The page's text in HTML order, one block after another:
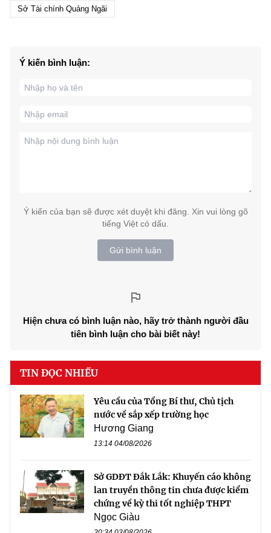
Sở Tài chính Quảng Ngãi
Ý kiến bình luận:
Ý kiến của bạn sẽ được xét duyệt khi đăng. Xin vui lòng gõ
tiếng Việt có dấu.
Gửi bình luận
Hiện chưa có bình luận nào, hãy trở thành người đầu
tiên bình luận cho bài biết này!
TIN ĐỌC NHIỀU
Yêu cầu của Tổng Bí thư, Chủ tịch
nước về sắp xếp trường học
Hương Giang
13:14 04/08/2026
Sở GDĐT Đắk Lắk: Khuyến cáo không
lan truyền thông tin chưa được kiểm
chứng về kỳ thi tốt nghiệp THPT
Ngọc Giàu